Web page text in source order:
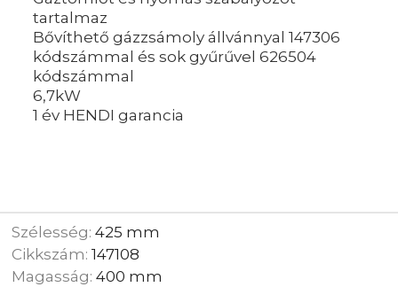
tartalmaz
Bővíthető gázzsámoly állvánnyal 147306
kódszámmal és sok gyűrűvel 626504
kódszámmal
6,7kW
1 év HENDI garancia
Szélesség:425 mm
Cikkszám:147108
Magasság:400 mm